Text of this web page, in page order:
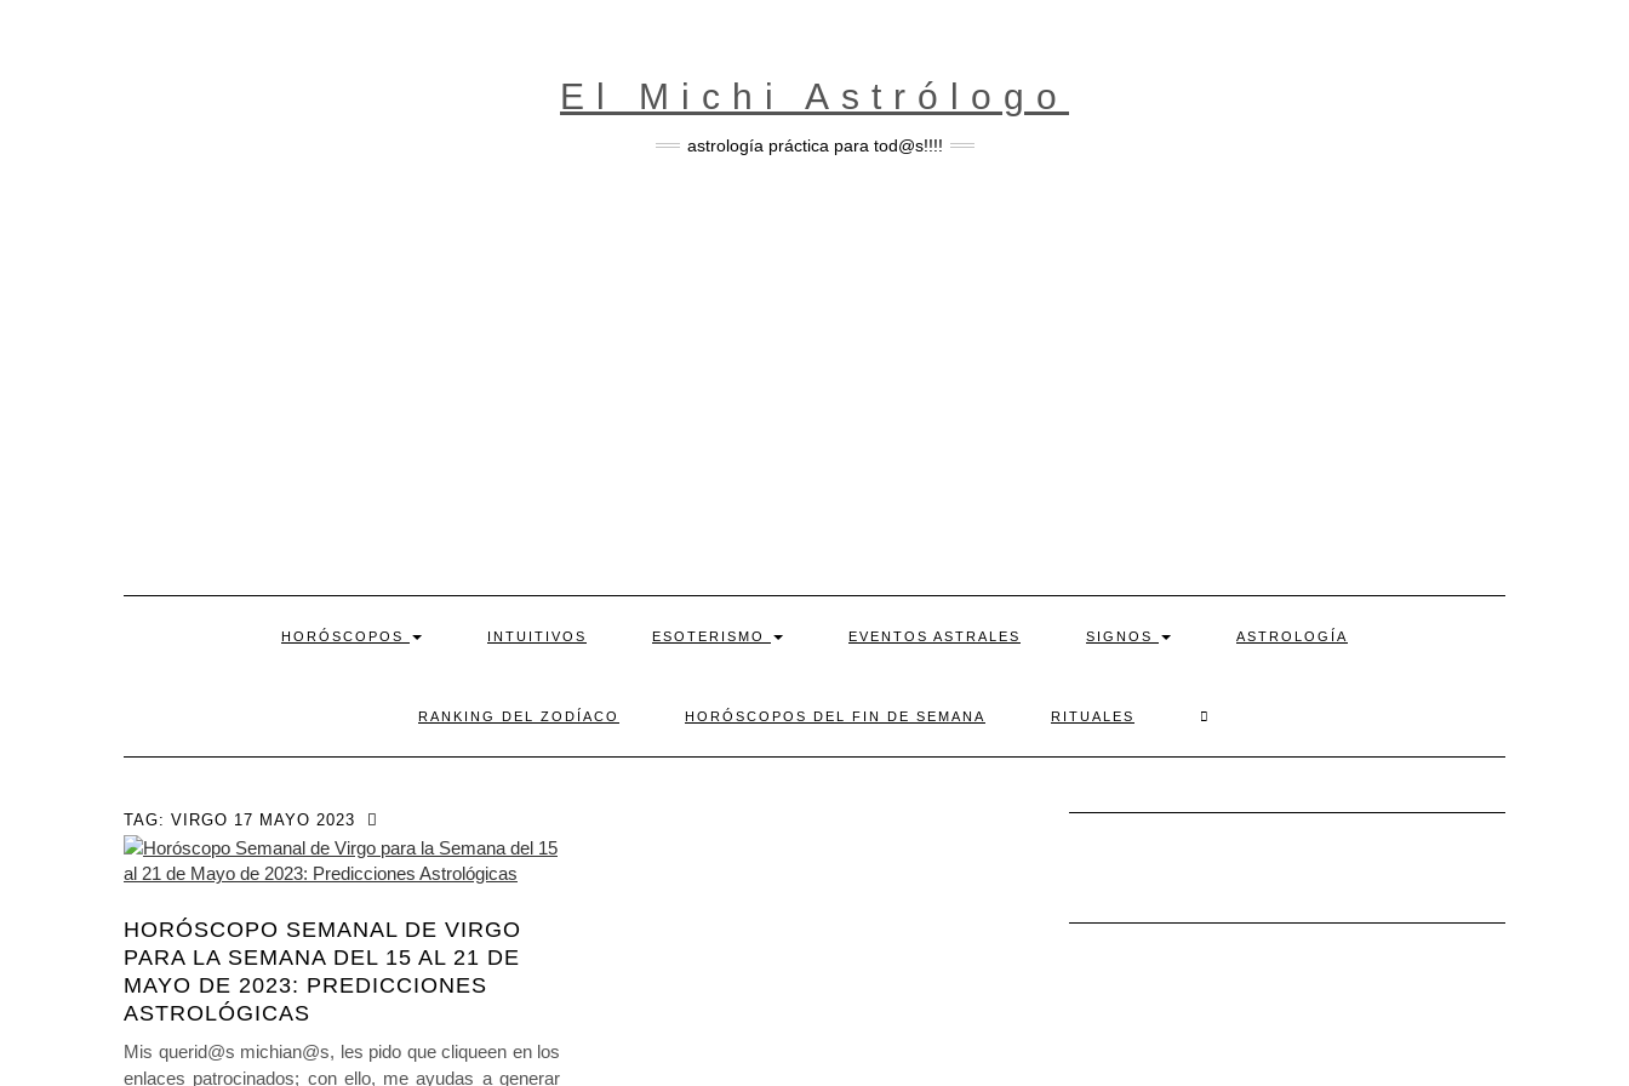
El Michi Astrólogo
astrología práctica para tod@s!!!!
HORÓSCOPOS INTUITIVOS ESOTERISMO EVENTOS ASTRALES SIGNOS ASTROLOGÍA
RANKING DEL ZODÍACO HORÓSCOPOS DEL FIN DE SEMANA RITUALES
TAG: VIRGO 17 MAYO 2023
HORÓSCOPO SEMANAL DE VIRGO
PARA LA SEMANA DEL 15 AL 21 DE
MAYO DE 2023: PREDICCIONES
ASTROLÓGICAS
Mis querid@s michian@s, les pido que cliqueen en los
enlaces patrocinados; con ello, me ayudas a generar